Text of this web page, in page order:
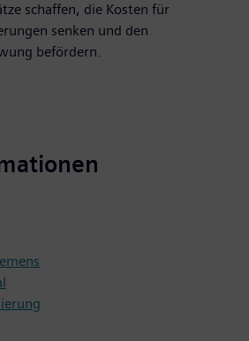
schaffen, die Kosten für
senken und den
befördern.